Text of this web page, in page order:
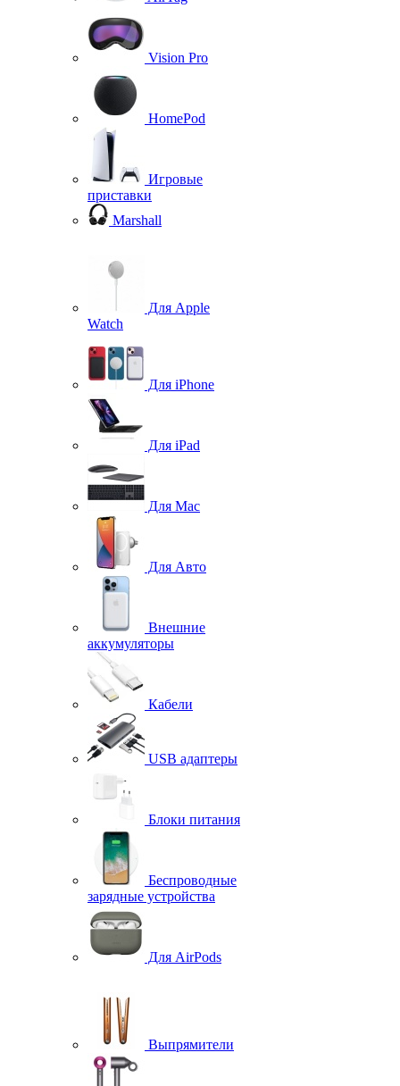
Vision Pro
HomePod
Игровые
приставки
Marshall
Для Apple
Watch
Для iPhone
Для iPad
Для Mac
Для Авто
Внешние
аккумуляторы
Кабели
USB адаптеры
Блоки питания
Беспроводные
зарядные устройства
Для AirPods
Выпрямители